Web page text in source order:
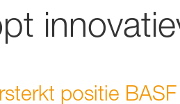
positie